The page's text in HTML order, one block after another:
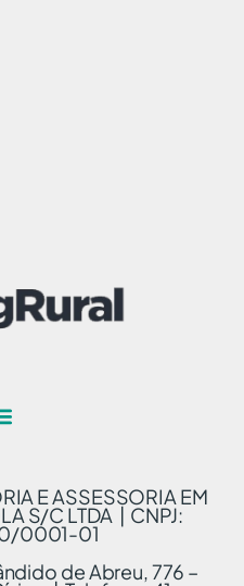
E ASSESSORIA EM
S/C LTDA | CNPJ:
0001-01
de Abreu, 776 –